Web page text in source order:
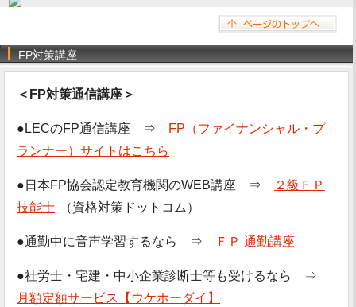
FP対策講座
＜FP対策通信講座＞
●LECのFP通信講座 ⇒
FP（ファイナンシャル・プ
ランナー）サイトはこちら
●日本FP協会認定教育機関のWEB講座 ⇒
２級ＦＰ
技能士
（資格対策ドットコム）
●通勤中に音声学習するなら ⇒ ＦＰ 通勤講座
●社労士・宅建・中小企業診断士等も受けるなら ⇒
月額定額サービス【ウケホーダイ】